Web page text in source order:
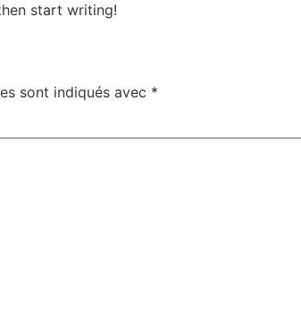
start writing!
sont indiqués avec *